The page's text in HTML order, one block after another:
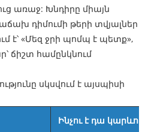
առաջ: Խնդիրը միայն
դիմումի թերի տվյալներ
է՝ «Մեզ ջրի պոմպ է պետք»,
ճիշտ համընկնում
սկսվում է այսպիսի
Ինչու է դա կարևոր